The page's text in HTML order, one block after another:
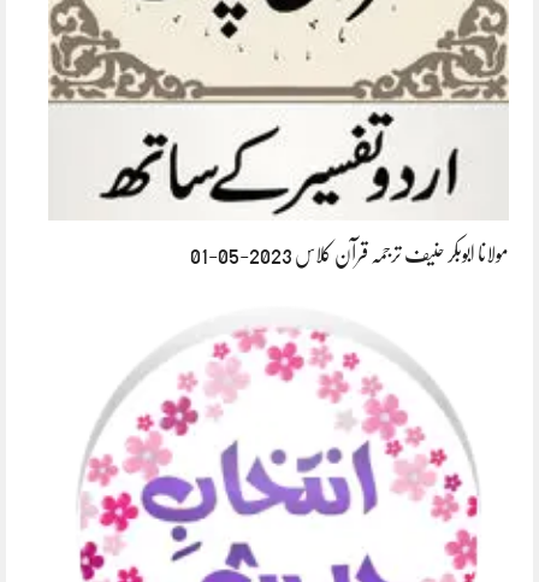
مولانا ابوبکر حنیف ترجمہ قرآن کلاس 2023-05-01